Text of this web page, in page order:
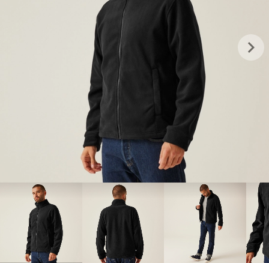
keyboard_arrow_right
chevron_right